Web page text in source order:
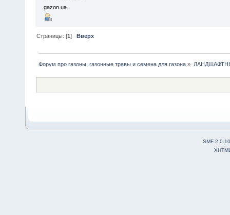
gazon.ua
Страницы: [1]Вверх
Форум про газоны, газонные травы и семена для газона »
SMF 2.0.10